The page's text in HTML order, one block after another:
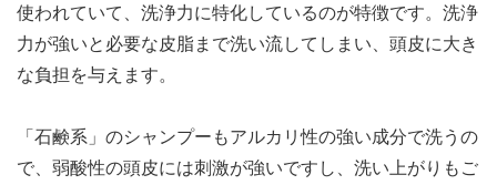
使われていて、洗浄力に特化しているのが特徴です。洗浄
力が強いと必要な皮脂まで洗い流してしまい、頭皮に大き
な負担を与えます。
「石鹸系」のシャンプーもアルカリ性の強い成分で洗うの
で、弱酸性の頭皮には刺激が強いですし、洗い上がりもご